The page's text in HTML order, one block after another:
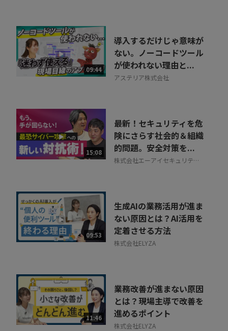
09:44
導入するだけじゃ意味が
ない。ノーコードツール
が使われない理由と...
アステリア株式会社
15:08
最新！セキュリティを危
険にさらす社会的＆組織
的問題。安全対策を...
株式会社エーアイセキュリティ
09:53
生成AIの業務活用が進ま
ない原因とは？AI活用を
定着させる方法
株式会社ELYZA
11:46
業務改善が進まない原因
とは？現場主導で改善を
進めるポイント
株式会社ELYZA